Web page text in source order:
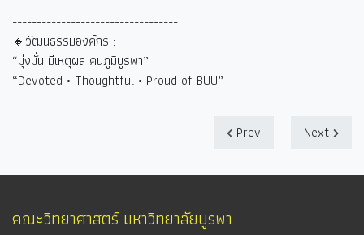
----------------------------------
🔸วัฒนธรรมองค์กร :
“มุ่งมั่น มีเหตุผล คนภูมิบูรพา”
“Devoted • Thoughtful • Proud of BUU”
Prev Next
คณะวิทยาศาสตร์ มหาวิทยาลัยบูรพา